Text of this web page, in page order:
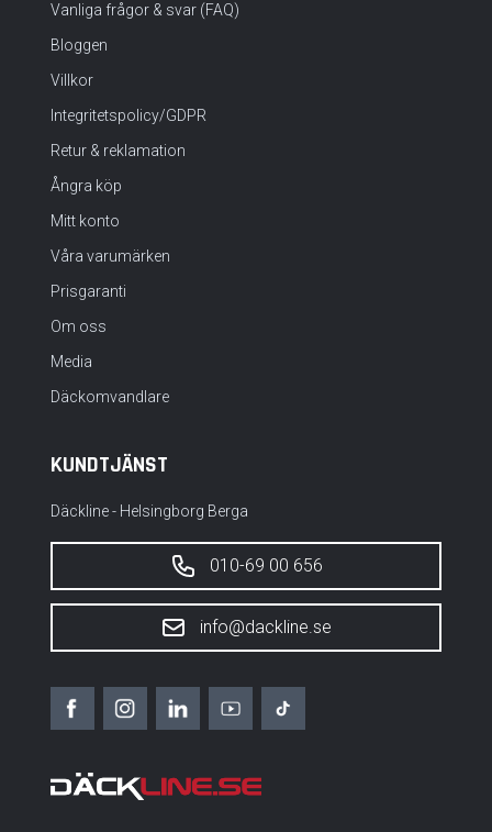
Vanliga frågor & svar (FAQ)
Bloggen
Villkor
Integritetspolicy/GDPR
Retur & reklamation
Ångra köp
Mitt konto
Våra varumärken
Prisgaranti
Om oss
Media
Däckomvandlare
KUNDTJÄNST
Däckline - Helsingborg Berga
010-69 00 656
info@dackline.se